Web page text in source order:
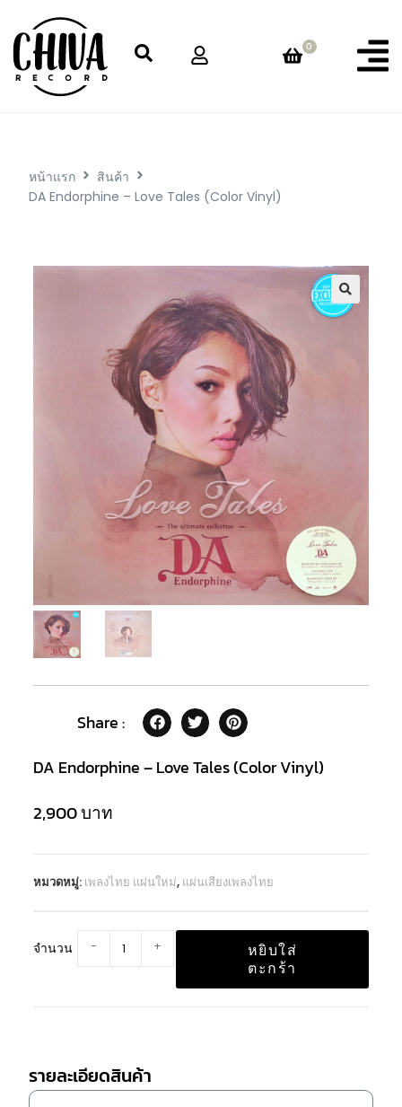
0
หน้าแรก
สินค้า
DA Endorphine – Love Tales (Color Vinyl)
Share :
DA Endorphine – Love Tales (Color Vinyl)
2,900บาท
หมวดหมู่: เพลงไทย แผ่นใหม่, แผ่นเสียงเพลงไทย
จำนวน - +
หยิบใส่
ตะกร้า
รายละเอียดสินค้า